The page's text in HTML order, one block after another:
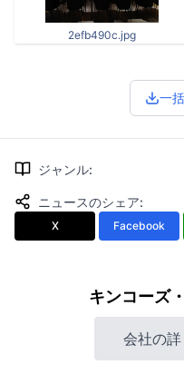
2efb490c.jpg
一
ジャンル:
ニュースのシェア:
X Facebook
キンコーズ
会社の